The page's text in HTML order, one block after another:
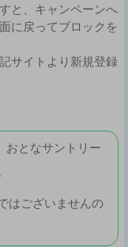
と、キャンペーンへ
に戻ってブロックを
サイトより新規登録
おとなサントリー
はございませんの